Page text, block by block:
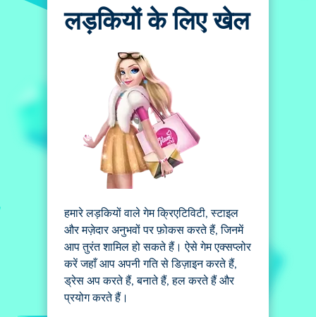
लड़कियों के लिए खेल
हमारे लड़कियों वाले गेम क्रिएटिविटी, स्टाइल
और मज़ेदार अनुभवों पर फ़ोकस करते हैं, जिनमें
आप तुरंत शामिल हो सकते हैं। ऐसे गेम एक्सप्लोर
करें जहाँ आप अपनी गति से डिज़ाइन करते हैं,
ड्रेस अप करते हैं, बनाते हैं, हल करते हैं और
प्रयोग करते हैं।